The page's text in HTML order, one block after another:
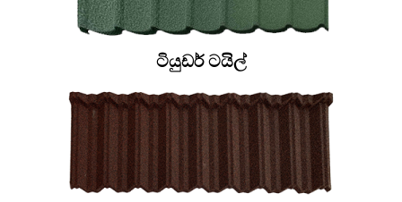
ටියුඩර් ටයිල්